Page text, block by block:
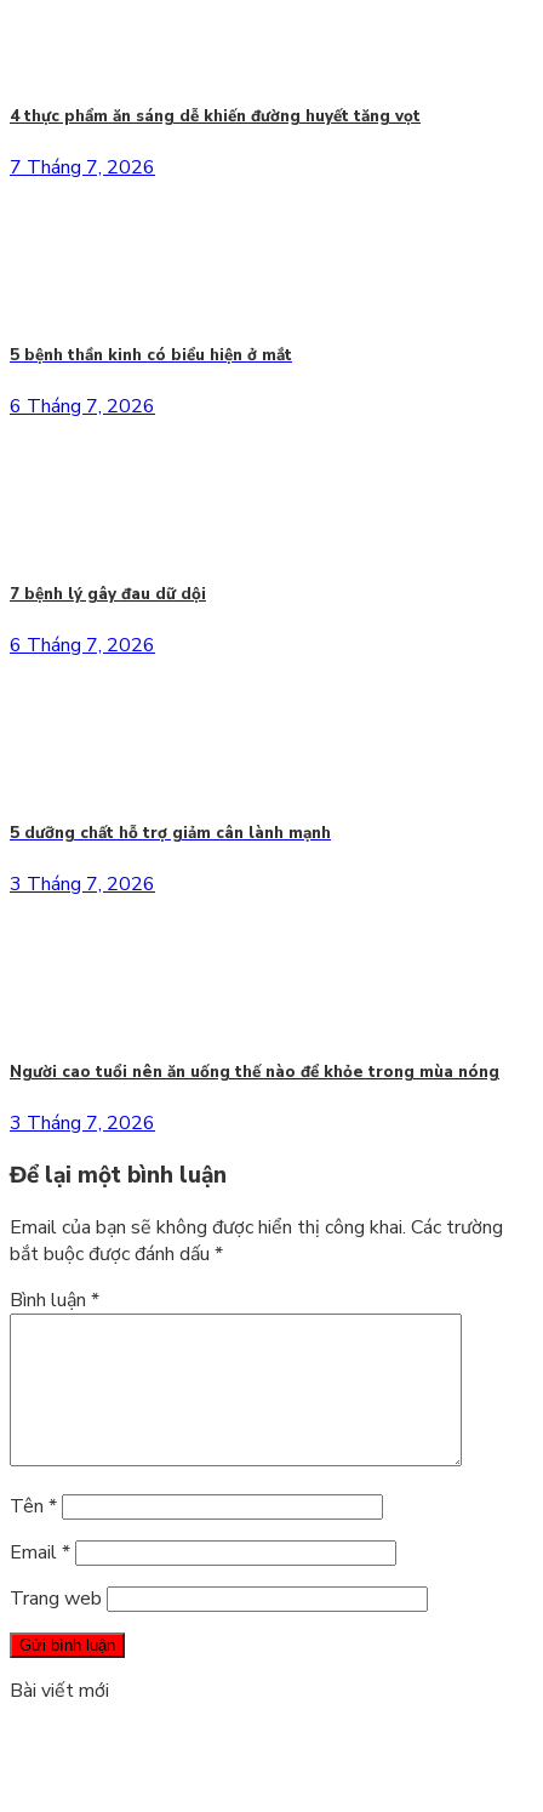
4 thực phẩm ăn sáng dễ khiến đường huyết tăng vọt
7 Tháng 7, 2026
5 bệnh thần kinh có biểu hiện ở mắt
6 Tháng 7, 2026
7 bệnh lý gây đau dữ dội
6 Tháng 7, 2026
5 dưỡng chất hỗ trợ giảm cân lành mạnh
3 Tháng 7, 2026
Người cao tuổi nên ăn uống thế nào để khỏe trong mùa nóng
3 Tháng 7, 2026
Để lại một bình luận
Email của bạn sẽ không được hiển thị công khai. Các trường
bắt buộc được đánh dấu *
Bình luận *
Tên *
Email*
Trang web
Bài viết mới